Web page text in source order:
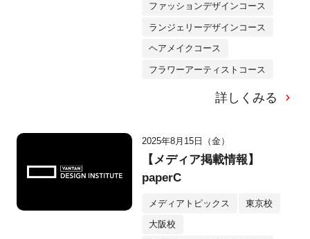
ファッションデザインコース
ランジェリーデザインコース
ヘアメイクコース
フラワーアーティストコース
詳しくみる
2025年8月15日（金）
【メディア掲載情報】
paperC
メディアトピックス 東京校
大阪校